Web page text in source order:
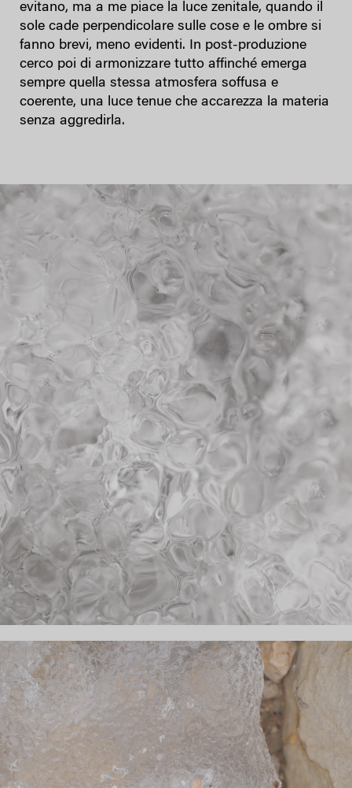
evitano, ma a me piace la luce zenitale, quando il
sole cade perpendicolare sulle cose e le ombre si
fanno brevi, meno evidenti. In post-produzione
cerco poi di armonizzare tutto affinché emerga
sempre quella stessa atmosfera soffusa e
coerente, una luce tenue che accarezza la materia
senza aggredirla.